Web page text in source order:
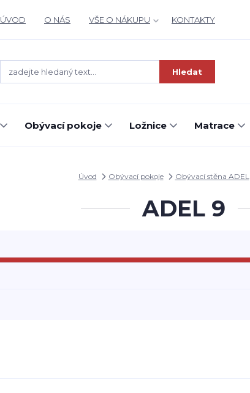
ÚVOD O NÁS VŠE O NÁKUPU KONTAKTY
Hledat
Obývací pokoje Ložnice Matrace
Úvod Obývací pokoje Obývací stěna ADEL
ADEL 9